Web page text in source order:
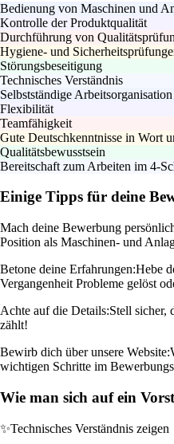
Bedienung von Maschinen und
Kontrolle der Produktqualität
Durchführung von
Hygiene- und
Störungsbeseitigung
Technisches Verständnis
Selbstständige Arbeitsorganisation
Flexibilität
Teamfähigkeit
Gute Deutschkenntnisse in Wort
Qualitätsbewusstsein
Bereitschaft zum Arbeiten im 4-
Einige Tipps für deine
Mach deine Bewerbung
Position als Maschinen- und
Betone deine Erfahrungen:Hebe
Vergangenheit Probleme gelöst
Achte auf die Details:Stell sicher,
zählt!
Bewirb dich über unsere Website:
wichtigen Schritte im
Wie man sich auf ein
✨Technisches Verständnis zeigen